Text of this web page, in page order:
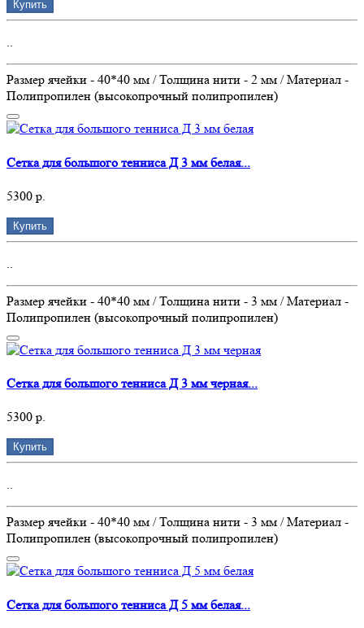
Купить
..
Размер ячейки - 40*40 мм / Толщина нити - 2 мм / Материал -
Полипропилен (высокопрочный полипропилен)
Сетка для большого тенниса Д 3 мм белая...
5300 р.
Купить
..
Размер ячейки - 40*40 мм / Толщина нити - 3 мм / Материал -
Полипропилен (высокопрочный полипропилен)
Сетка для большого тенниса Д 3 мм черная...
5300 р.
Купить
..
Размер ячейки - 40*40 мм / Толщина нити - 3 мм / Материал -
Полипропилен (высокопрочный полипропилен)
Сетка для большого тенниса Д 5 мм белая...